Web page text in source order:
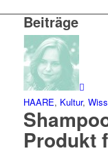
Beiträge
HAARE, Kultur,
Produkt